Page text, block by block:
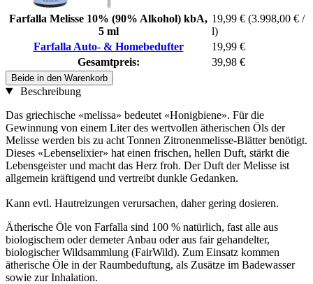
Farfalla Melisse 10% (90% Alkohol) kbA,
5 ml
19,99 € (3.998,00 € /
l)
Farfalla Auto- & Homebedufter
19,99 €
Gesamtpreis:
39,98 €
Beide in den Warenkorb
Beschreibung
Das griechische «melissa» bedeutet «Honigbiene». Für die
Gewinnung von einem Liter des wertvollen ätherischen Öls der
Melisse werden bis zu acht Tonnen Zitronenmelisse-Blätter benötigt.
Dieses «Lebenselixier» hat einen frischen, hellen Duft, stärkt die
Lebensgeister und macht das Herz froh. Der Duft der Melisse ist
allgemein kräftigend und vertreibt dunkle Gedanken.
Kann evtl. Hautreizungen verursachen, daher gering dosieren.
Ätherische Öle von Farfalla sind 100 % natürlich, fast alle aus
biologischem oder demeter Anbau oder aus fair gehandelter,
biologischer Wildsammlung (FairWild). Zum Einsatz kommen
ätherische Öle in der Raumbeduftung, als Zusätze im Badewasser
sowie zur Inhalation.